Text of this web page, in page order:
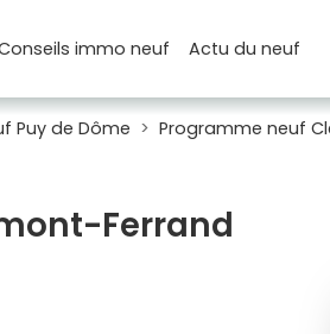
immo neuf Actudu neuf
Puy de Dôme
Programme neuf
Ferrand